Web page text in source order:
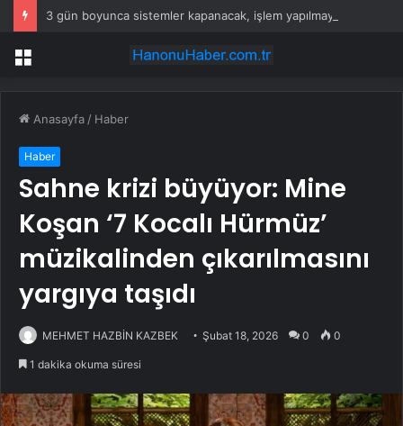
3 gün boyunca sistemler kapanacak, işlem yapılmayacak
Menü
Anasayfa / Haber
Haber
Sahne krizi büyüyor: Mine
Koşan ‘7 Kocalı Hürmüz’
müzikalinden çıkarılmasını
yargıya taşıdı
MEHMET HAZBİN KAZBEK Şubat 18, 2026 0 0
1 dakika okuma süresi